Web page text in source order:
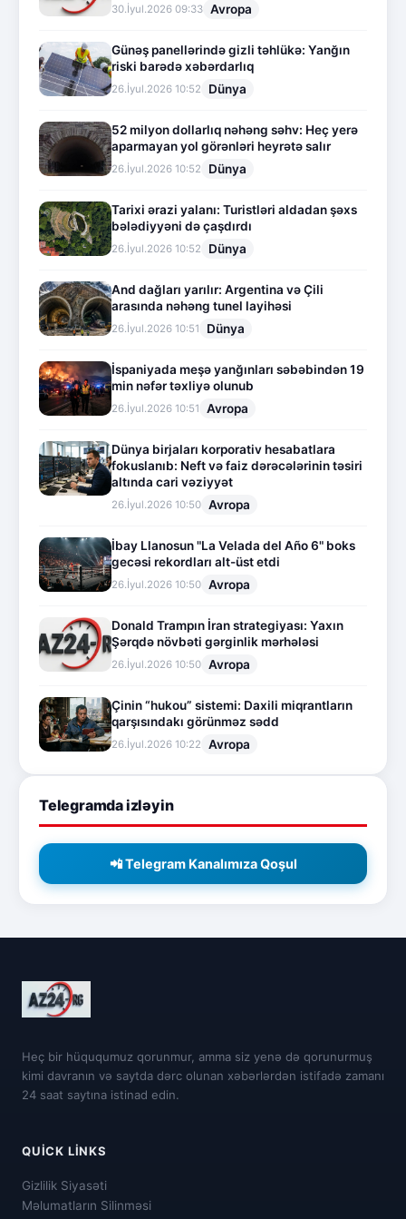
30.İyul.2026 09:33 Avropa
Günəş panellərində gizli təhlükə: Yanğın
riski barədə xəbərdarlıq
26.İyul.2026 10:52 Dünya
52 milyon dollarlıq nəhəng səhv: Heç yerə
aparmayan yol görənləri heyrətə salır
26.İyul.2026 10:52 Dünya
Tarixi ərazi yalanı: Turistləri aldadan şəxs
bələdiyyəni də çaşdırdı
26.İyul.2026 10:52 Dünya
And dağları yarılır: Argentina və Çili
arasında nəhəng tunel layihəsi
26.İyul.2026 10:51 Dünya
İspaniyada meşə yanğınları səbəbindən 19
min nəfər təxliyə olunub
26.İyul.2026 10:51 Avropa
Dünya birjaları korporativ hesabatlara
fokuslanıb: Neft və faiz dərəcələrinin təsiri
altında cari vəziyyət
26.İyul.2026 10:50 Avropa
İbay Llanosun "La Velada del Año 6" boks
gecəsi rekordları alt-üst etdi
26.İyul.2026 10:50 Avropa
Donald Trampın İran strategiyası: Yaxın
Şərqdə növbəti gərginlik mərhələsi
26.İyul.2026 10:50 Avropa
Çinin “hukou” sistemi: Daxili miqrantların
qarşısındakı görünməz sədd
26.İyul.2026 10:22 Avropa
Telegramda izləyin
📲 Telegram Kanalımıza Qoşul
Heç bir hüququmuz qorunmur, amma siz yenə də qorunurmuş
kimi davranın və saytda dərc olunan xəbərlərdən istifadə zamanı
24 saat saytına istinad edin.
QUICK LINKS
Gizlilik Siyasəti
Məlumatların Silinməsi